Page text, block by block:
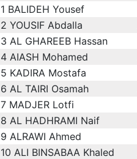
1 BALIDEH Yousef
2 YOUSIF Abdalla
3 AL GHAREEB Hassan
4 AIASH Mohamed
5 KADIRA Mostafa
6 AL TAIRI Osamah
7 MADJER Lotfi
8 AL HADHRAMI Naif
9 ALRAWI Ahmed
10 ALI BINSABAA Khaled